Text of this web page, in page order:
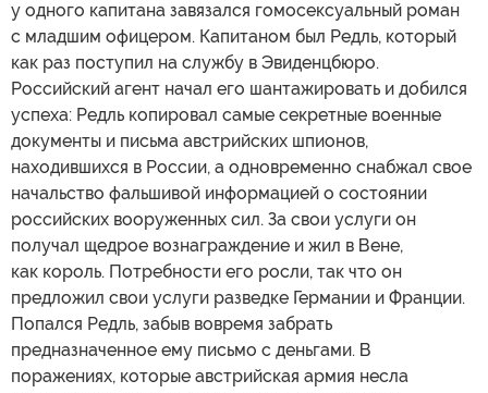
у одного капитана завязался гомосексуальный роман
с младшим офицером. Капитаном был Редль, который
как раз поступил на службу в Эвиденцбюро.
Российский агент начал его шантажировать и добился
успеха: Редль копировал самые секретные военные
документы и письма австрийских шпионов,
находившихся в России, а одновременно снабжал свое
начальство фальшивой информацией о состоянии
российских вооруженных сил. За свои услуги он
получал щедрое вознаграждение и жил в Вене,
как король. Потребности его росли, так что он
предложил свои услуги разведке Германии и Франции.
Попался Редль, забыв вовремя забрать
предназначенное ему письмо с деньгами. В
поражениях, которые австрийская армия несла